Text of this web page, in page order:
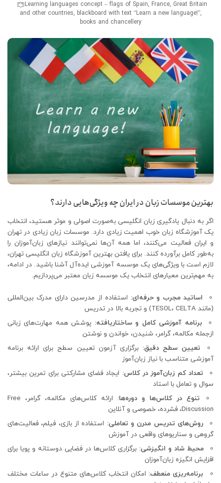
Learning languages concept – flags of Spain, France, Great Britain
and other countries, blackboard with text “Learn a new language!”,
books and chancellery
بهترین موسسات زبان در ایران چه ویژگی‌هایی دارند؟
اگر به دنبال یادگیری زبان انگلیسی به‌صورت اصولی و موثر هستید، انتخاب
یک آموزشگاه زبان خوب اهمیت زیادی دارد. موسسات زبان زیادی در تهران
و ایران فعالیت می‌کنند، اما همه آن‌ها نمی‌توانند نیازهای زبان‌آموزان را
به‌طور کامل برآورده کنند. برای یافتن بهترین آموزشگاه زبان انگلیسی تهران،
لازم است با ویژگی‌های یک موسسه آموزشی ایده‌آل آشنا باشید. در ادامه،
به مهم‌ترین معیارهای انتخاب یک موسسه زبان معتبر می‌پردازیم.
اساتید مجرب و حرفه‌ای: استفاده از مدرسین دارای مدرک بین‌المللی
(مانند TESOL، CELTA) و تجربه بالا در تدریس
برنامه آموزشی کامل و ساختاریافته: پوشش همه مهارت‌های زبانی
ازجمله مکالمه، گرامر، شنیدن، خواندن و نوشتن
تعیین سطح دقیق: برگزاری آزمون تعیین سطح برای ارائه برنامه
آموزشی متناسب با نیاز زبان‌آموز
تعداد کم زبان‌آموز در کلاس: ایجاد فضای مشارکتی برای تمرین بیشتر،
سوال و تعامل با استاد
تنوع در کلاس‌ها و دوره‌ها:
ارائه کلاس‌های مکالمه، گرامر، Free
Discussion، فشرده، خصوصی و آنلاین
روش‌های تدریس مدرن و تعاملی: استفاده از بازی، فیلم، فعالیت‌های
گروهی و سناریوهای واقعی در آموزش
محیط شاد و انگیزشی: برگزاری کلاس‌ها در فضایی دوستانه و پویا برای
افزایش انگیزه زبان‌آموزان
برنامه‌ریزی منعطف: امکان انتخاب کلاس‌های متنوع در ساعات مختلف